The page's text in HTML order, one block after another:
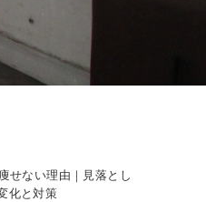
せない理由｜見落とし
化と対策